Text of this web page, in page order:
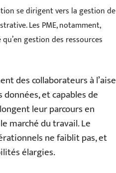
se dirigent vers la gestion de
Les PME, notamment,
gestion des ressources
des collaborateurs à l’aise
et capables de
leur parcours en
marché du travail. Le
ne faiblit pas, et
élargies.